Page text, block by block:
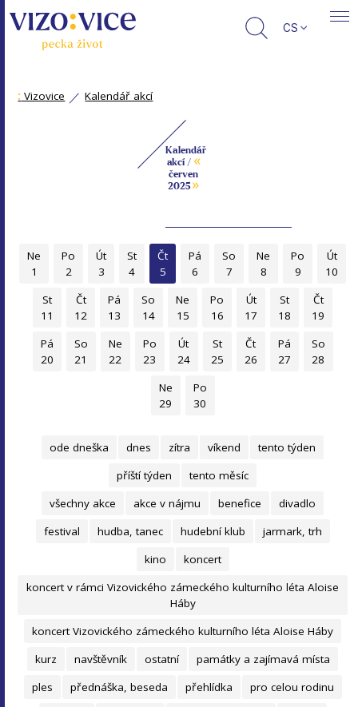
CS
: Vizovice Kalendář akcí
Kalendář
akcí / «
červen
2025»
Ne
1
Po
2
Út
3
St
4
Čt
5
Pá
6
So
7
Ne
8
Po
9
Út
10
St
11
Čt
12
Pá
13
So
14
Ne
15
Po
16
Út
17
St
18
Čt
19
Pá
20
So
21
Ne
22
Po
23
Út
24
St
25
Čt
26
Pá
27
So
28
Ne
29
Po
30
ode dneška dnes zítra víkend
tento týden
příští týden
tento měsíc
všechny akce
akce v nájmu benefice
divadlo
festival
hudba, tanec hudební klub
jarmark, trh
kino
koncert
koncert v rámci Vizovického zámeckého kulturního léta Aloise
Háby
koncert Vizovického zámeckého kulturního léta Aloise Háby
kurz
navštěvník ostatní
památky a zajímavá místa
ples
přednáška, beseda přehlídka
pro celou rodinu